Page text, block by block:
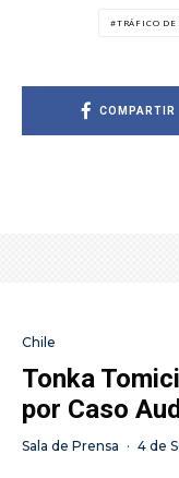
TRÁFICO
COMPARTIR
Chile
Tonka
por Caso
Sala de Prensa · 4 de